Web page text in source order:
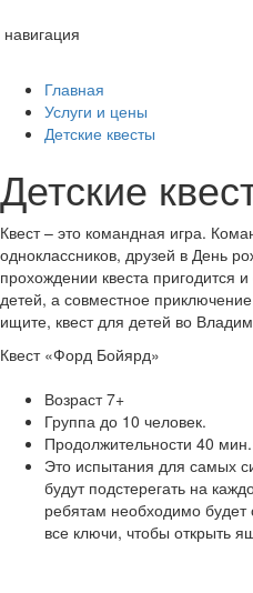
навигация
Главная
Услуги и цены
Детские квесты
Детские
Квест – это командная игра.
одноклассников, друзей в День
прохождении квеста пригодится
детей, а совместное
ищите, квест для детей во
Квест «Форд Бойярд»
Возраст 7+
Группа до 10 человек.
Продолжительности 40 мин.
Это испытания для самых
будут подстерегать на
ребятам необходимо будет
все ключи, чтобы открыть